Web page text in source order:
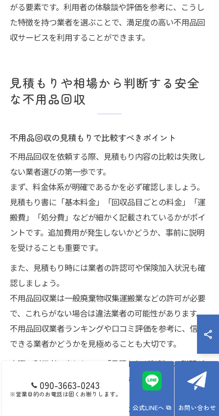
がる要素です。利用者の体験談や評価を参考に、こうし
た特徴を持つ業者を選ぶことで、満足度の高い不用品回
収サービスを利用することができます。
見積もりや相場から判断する安全
な不用品回収
不用品回収の見積もりで比較すべきポイント
不用品回収を依頼する際、見積もり内容の比較は失敗し
ない業者選びの第一歩です。
まず、料金体系が明確であるかを必ず確認しましょう。
見積もり書に「基本料金」「回収品目ごとの料金」「運
搬費」「処分費」などが細かく記載されているかがポイ
ントです。追加費用が発生しないかどうか、事前に説明
を受けることも重要です。
また、見積もり時には業者の許認可や保険加入状況も確
認しましょう。
不用品回収業は一般廃棄物収集運搬業などの許可が必要
で、これらがない場合は違法業者の可能性があります。
不用品回収業者ランキングや口コミ評価を参考に、信頼
できる業者かどうかを見極めることも大切です。
実際の利用者の声として、「見積もりが無料で、説明が
丁寧だったので安心して依頼できた」という意見も多く
見られます。
特に初めて依頼する方や高齢者の方は、複数社から見積
090-3663-0243
※営業目的のお電話は固くお断りします。
公式LINEへ お問い合わせ